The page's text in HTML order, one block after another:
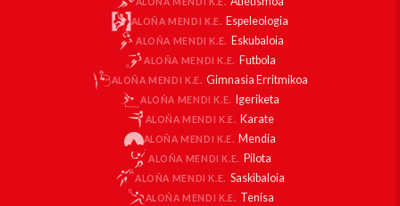
ALOÑA MENDI K.E. Espeleologia
ALOÑA MENDI K.E. Eskubaloia
ALOÑA MENDI K.E. Futbola
ALOÑA MENDI K.E. Gimnasia Erritmikoa
ALOÑA MENDI K.E. Igeriketa
ALOÑA MENDI K.E. Karate
ALOÑA MENDI K.E. Mendia
ALOÑA MENDI K.E. Pilota
ALOÑA MENDI K.E. Saskibaloia
ALOÑA MENDI K.E. Tenisa